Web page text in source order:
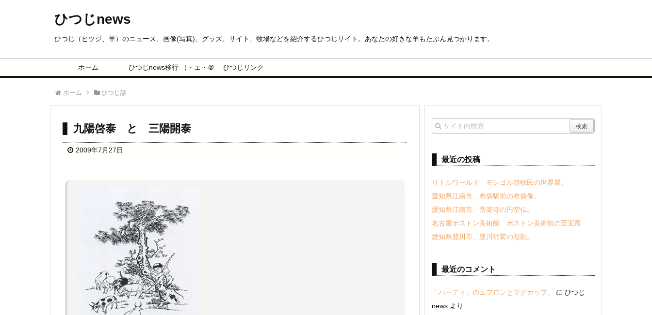
ひつじnews
ひつじ（ヒツジ、羊）のニュース、画像(写真)、グッズ、サイト、牧場などを紹介するひつじサイト。あなたの好きな羊もたぶん見つかります。
ホーム ひつじnews移行 （・ェ・＠ ひつじリンク
ホーム ひつじ話
九陽啓泰 と 三陽開泰
2009年7月27日
最近の投稿
リトルワールド モンゴル遊牧民の世界展。
愛知県江南市、布袋駅前の布袋像。
愛知県江南市、音楽寺の円空仏。
名古屋ボストン美術館 ボストン美術館の至宝展
愛知県豊川市、豊川稲荷の彫刻。
最近のコメント
「ハーディ」のエプロンとマグカップ。 に ひつじ
news より